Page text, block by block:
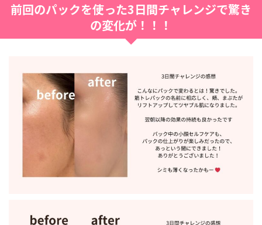
前回のパックを使った3日間チャレンジで驚き
の変化が！！！